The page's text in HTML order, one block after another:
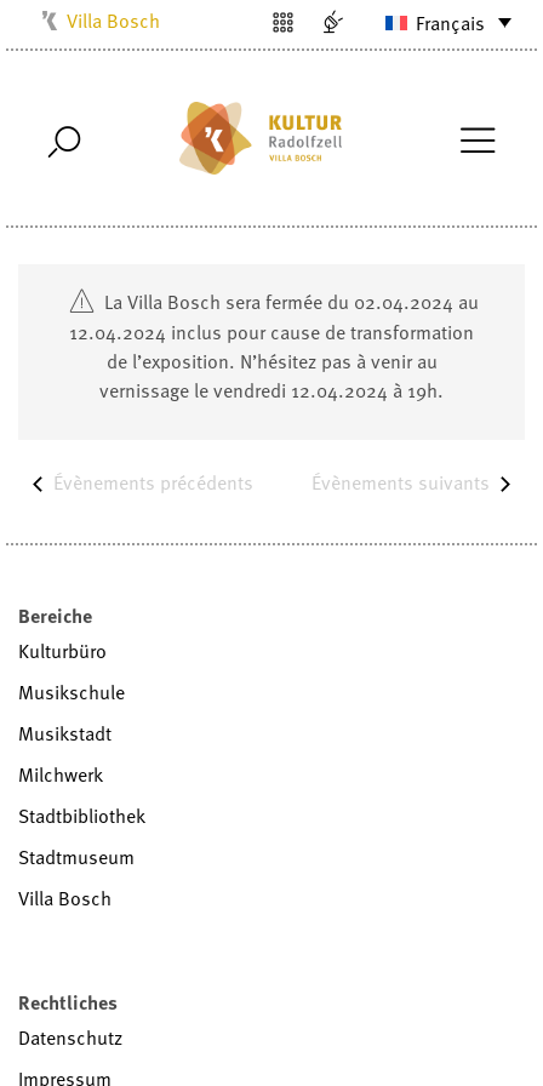
Musikschule
Stadtmuseum
Villa Bosch
Radolfzell1200
Français
La Villa Bosch sera fermée du 02.04.2024 au
12.04.2024 inclus pour cause de transformation
de l’exposition. N’hésitez pas à venir au
vernissage le vendredi 12.04.2024 à 19h.
Évènements précédents Évènements suivants
Bereiche
Kulturbüro
Musikschule
Musikstadt
Milchwerk
Stadtbibliothek
Stadtmuseum
Villa Bosch
Rechtliches
Datenschutz
Impressum